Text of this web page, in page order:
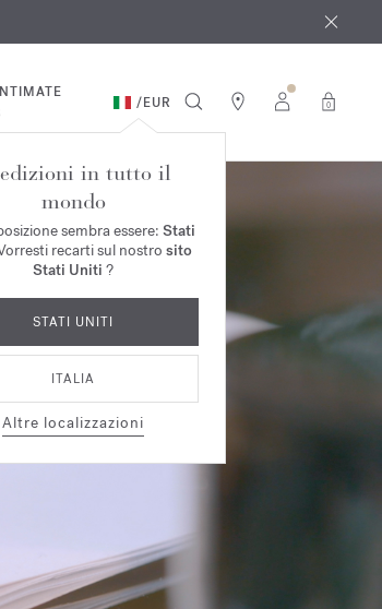
/EUR 0
in tutto il
mondo
sembra essere: Stati
recarti sul nostro sito
Stati Uniti ?
STATI UNITI
ITALIA
Altre localizzazioni